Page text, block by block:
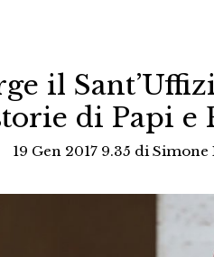
il
di Papi e
19 Gen 2017 9.35 diSimone